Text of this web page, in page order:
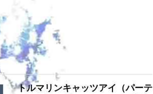
トルマリンキャッツアイ（パーテ